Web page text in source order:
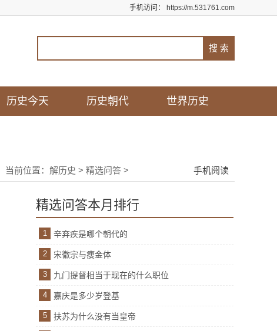
手机访问： https://m.531761.com
历史今天 历史朝代 世界历史
当前位置： 解历史 > 精选问答 > 手机阅读
精选问答本月排行
1 辛弃疾是哪个朝代的
2 宋徽宗与瘦金体
3 九门提督相当于现在的什么职位
4 嘉庆是多少岁登基
5 扶苏为什么没有当皇帝